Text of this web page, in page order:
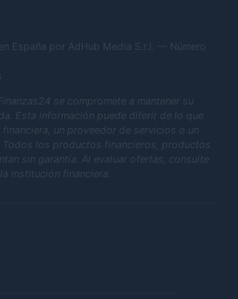
España por AdHub Media S.r.l. — Número
se compromete a mantener su
Esta información puede diferir de lo que
un proveedor de servicios o un
los productos financieros, productos
sin garantía. Al evaluar ofertas, consulte
institución financiera.